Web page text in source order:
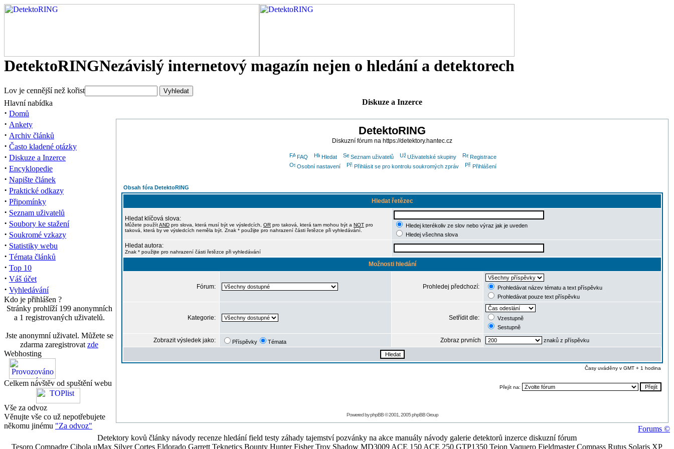
DetektoRINGNezávislý internetový magazín nejen o hledání a detektorech
Lov je cennější než kořist
Hlavní nabídka
· Domů
· Ankety
· Archiv článků
· Často kladené otázky
· Diskuze a Inzerce
· Encyklopedie
· Napište článek
· Praktické odkazy
· Připomínky
· Seznam uživatelů
· Soubory ke stažení
· Soukromé vzkazy
· Statistiky webu
· Témata článků
· Top 10
· Váš účet
· Vyhledávání
Kdo je přihlášen ?
Stránky prohlíží 199 anonymních
a 1 registrovaných uživatelů.
Jste anonymní uživatel. Můžete se
zdarma zaregistrovat zde
Webhosting
Celkem návštěv od spuštění webu
Vše za odvoz
Věnujte vše co už nepotřebujete
někomu jinému "Za odvoz"
Diskuze a Inzerce
DetektoRING
Diskuzní fórum na https://detektory.hantec.cz
FAQ Hledat Seznam uživatelů Uživatelské skupiny
Registrace
Osobní nastavení
Přihlásit se pro kontrolu soukromých zpráv Přihlášení
Obsah fóra DetektoRING
Hledat řetězec
Hledat klíčová slova:
Můžete použítAND pro slova, která musí být ve výsledcích, OR pro taková, která tam mohou být a NOT pro
taková, která by ve výsledcích neměla být. Znak * použijte pro nahrazení části řetězce při vyhledávání.
Hledej kterékoliv ze slov nebo výraz jak je uveden
Hledej všechna slova
Hledat autora:
Znak * použijte pro nahrazení části řetězce při vyhledávání
Možnosti hledání
Fórum: Prohledej předchozí:
Prohledávat název tématu a text příspěvku
Prohledávat pouze text příspěvku
Kategorie: Setřídit dle:
Vzestupně
Sestupně
Zobrazit výsledek jako: Příspěvky Témata Zobraz prvních znaků z příspěvku
Časy uváděny v GMT + 1 hodina
Přejít na:
Powered byphpBB© 2001, 2005 phpBB Group
Forums ©
Detektory kovů články návody recenze hledání field testy záhady tajemství pozvánky na akce manuály návody galerie detektorů inzerce diskuzní fórum
Tesoro Compadre Cibola uMax Silver Cortes Eldorado Garrett Teknetics Bounty Hunter Fisher Troy Shadow MD3009 ACE 150 ACE 250 GTP1350 Tejon Vaquero Fieldmaster Compass Rutus Solaris XP